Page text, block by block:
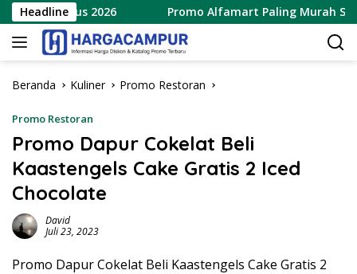
Langsung
ke
konten
Headline
Agustus 2026 Promo Alfamart Paling Murah
Beranda Kuliner Promo Restoran
Promo Restoran
Promo Dapur Cokelat Beli
Kaastengels Cake Gratis 2 Iced
Chocolate
David
Juli 23, 2023
Promo Dapur Cokelat Beli Kaastengels Cake Gratis 2